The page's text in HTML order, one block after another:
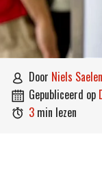
 door Niels
 gepubliceerd op
 3 min lezen